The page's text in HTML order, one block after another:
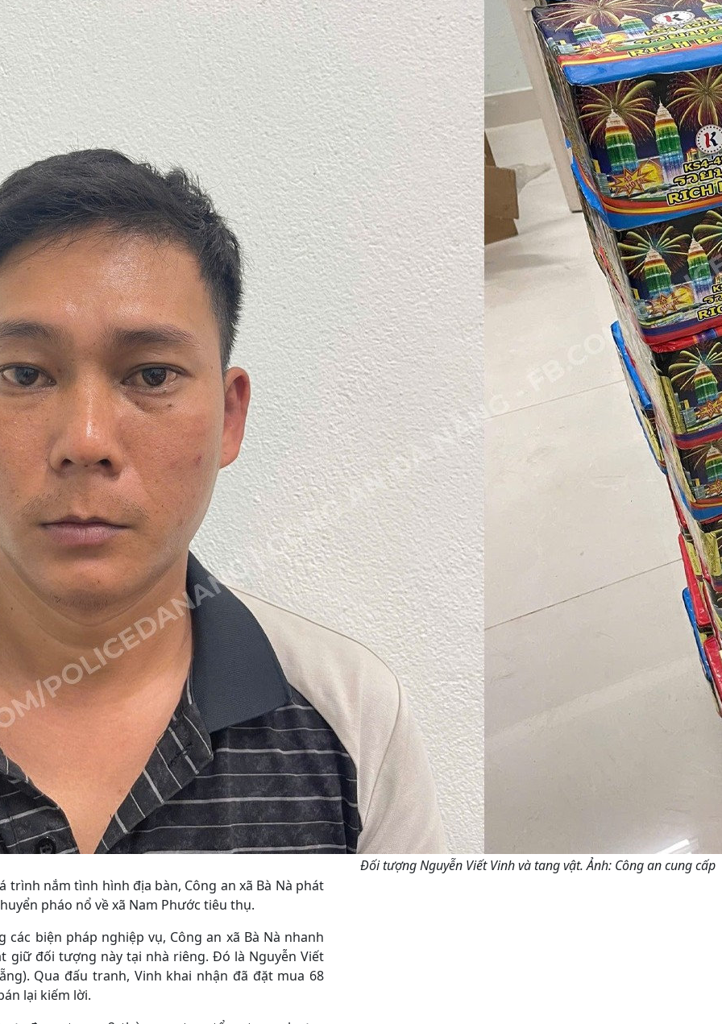
Đối tượng Nguyễn Viết Vinh và tang vật. Ảnh: Công an cung cấp
trình nắm tình hình địa bàn, Công an xã Bà Nà phát
pháo nổ về xã Nam Phước tiêu thụ.
biện pháp nghiệp vụ, Công an xã Bà Nà nhanh
giữ đối tượng này tại nhà riêng. Đó là Nguyễn Viết
Qua đấu tranh, Vinh khai nhận đã đặt mua 68
lại kiếm lời.